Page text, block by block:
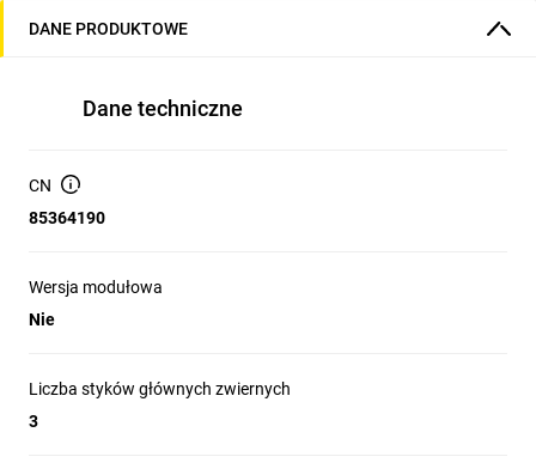
DANE PRODUKTOWE
Dane techniczne
CN
85364190
Wersja modułowa
Nie
Liczba styków głównych zwiernych
3